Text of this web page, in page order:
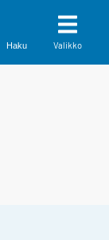
Haku Valikko